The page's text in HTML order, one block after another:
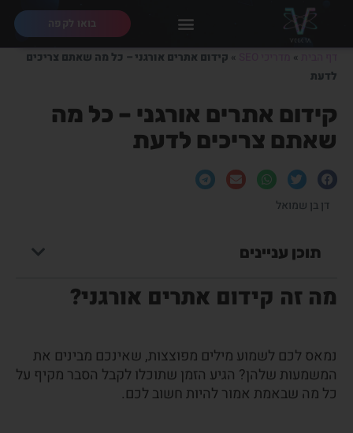
בואו לקפה
»
» קידום אתרים אורגני – כל מה שאתם צריכים
לדעת
קידום אתרים אורגני – כל מה
שאתם צריכים לדעת
דן בן שמואל
תוכן עניינים
מה זה קידום אתרים אורגני?
נמאס לכם לשמוע מילים מפוצצות, שאינכם מבינים את
המשמעות שלהן? הגיע הזמן שתוכלו לקבל הסבר מקיף על
כל מה שבאמת אמור להיות חשוב לכם.